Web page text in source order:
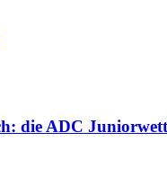
die ADC